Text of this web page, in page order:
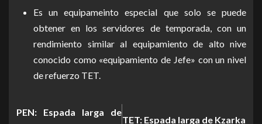
Es un equipameinto especial que solo se puede
obtener en los servidores de temporada, con un
rendimiento similar al equipamiento de alto nive
conocido como «equipamiento de Jefe» con un nivel
de refuerzo TET.
PEN: Espada larga de
TET: Espada larga de Kzarka